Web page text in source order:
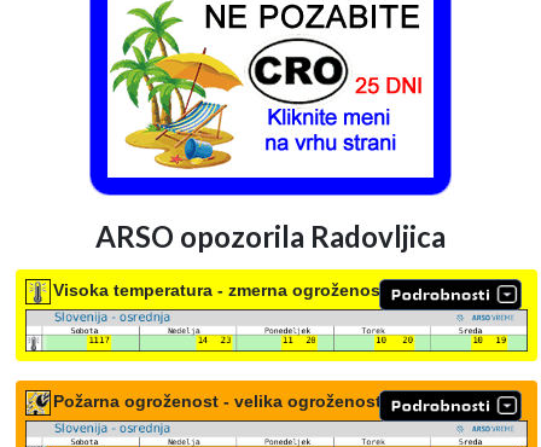
ARSO opozorila Radovljica
Visoka temperatura - zmerna ogroženost
Požarna ogroženost - velika ogroženost